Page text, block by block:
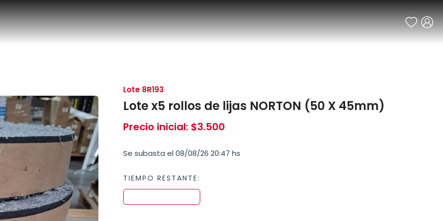
Lote 8R193
Lote x5 rollos de lijas NORTON (50 X 45mm)
Precio inicial: $3.500
Se subasta el 08/08/26 20:47 hs
TIEMPO RESTANTE: